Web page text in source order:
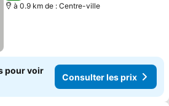
à 0.9 km de : Centre-ville
pour voir
Consulter les prix